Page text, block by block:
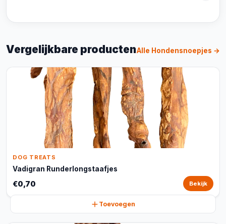
Vergelijkbare productenAlle Hondensnoepjes →
DOG TREATS
Vadigran Runderlongstaafjes
€0,70 Bekijk
Toevoegen